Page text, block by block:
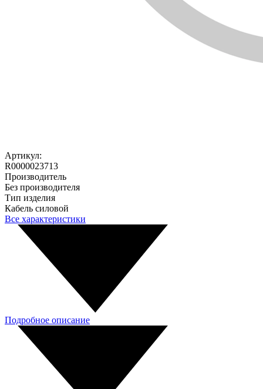
Артикул:
R0000023713
Производитель
Без производителя
Тип изделия
Кабель силовой
Все характеристики
Подробное описание